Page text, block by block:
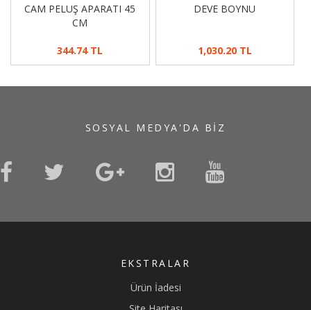
CAM PELUŞ APARATI 45
CM
344.74 TL
DEVE BOYNU
1,030.20 TL
SOSYAL MEDYA'DA BIZ
EKSTRALAR
Ürün İadesi